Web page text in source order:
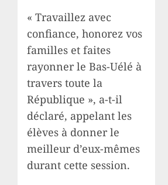
« Travaillez avec
confiance, honorez vos
familles et faites
rayonner le Bas-Uélé à
travers toute la
République », a-t-il
déclaré, appelant les
élèves à donner le
meilleur d’eux-mêmes
durant cette session.